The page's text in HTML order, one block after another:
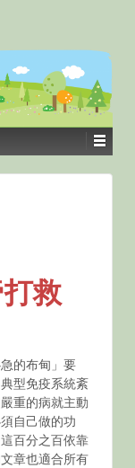
救
的布甸」要
型免疫系統紊
重的病就主動
自己做的功
百分之百依靠
章也適合所有